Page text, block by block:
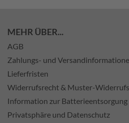
MEHR ÜBER...
AGB
Zahlungs- und
Lieferfristen
Widerrufsrecht & Muster-
Information zur Batterieentsorgung
Privatsphäre und Datenschutz